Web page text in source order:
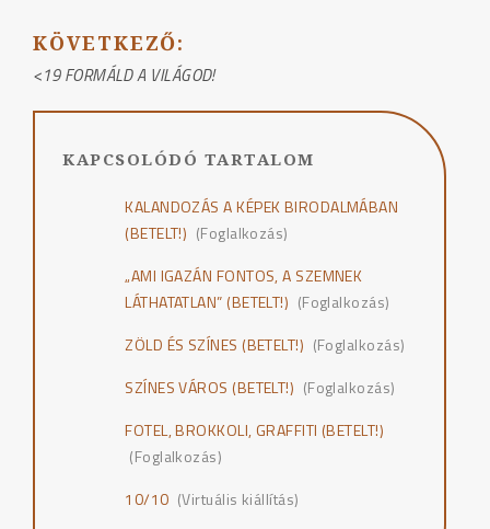
NAVIGÁCIÓ
KÖVETKEZŐ:
<19 FORMÁLD A VILÁGOD!
KAPCSOLÓDÓ TARTALOM
KALANDOZÁS A KÉPEK BIRODALMÁBAN
(BETELT!) (Foglalkozás)
„AMI IGAZÁN FONTOS, A SZEMNEK
LÁTHATATLAN” (BETELT!) (Foglalkozás)
ZÖLD ÉS SZÍNES (BETELT!) (Foglalkozás)
SZÍNES VÁROS (BETELT!) (Foglalkozás)
FOTEL, BROKKOLI, GRAFFITI (BETELT!)
(Foglalkozás)
10/10 (Virtuális kiállítás)